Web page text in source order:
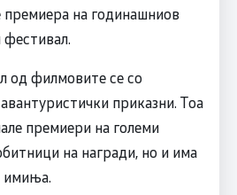
премиера на годинашниов
од филмовите се со
приказни. Тоа
премиери на големи
на награди, но и има
имиња.